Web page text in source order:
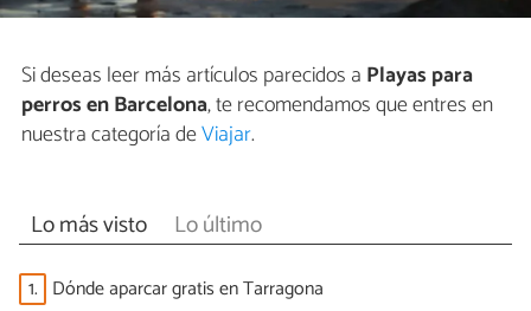
Si deseas leer más artículos parecidos a Playas para
perros en Barcelona, te recomendamos que entres en
nuestra categoría deViajar.
Lo más visto Lo último
1. Dónde aparcar gratis en Tarragona